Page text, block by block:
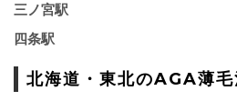
三ノ宮駅
四条駅
北海道・東北のAGA薄